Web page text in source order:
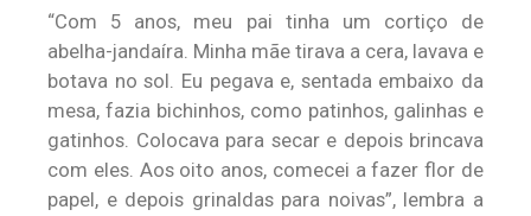
“Com 5 anos, meu pai tinha um cortiço de
abelha-jandaíra. Minha mãe tirava a cera, lavava e
botava no sol. Eu pegava e, sentada embaixo da
mesa, fazia bichinhos, como patinhos, galinhas e
gatinhos. Colocava para secar e depois brincava
com eles. Aos oito anos, comecei a fazer flor de
papel, e depois grinaldas para noivas”, lembra a